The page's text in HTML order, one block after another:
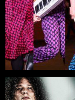
Titanium
29.08.2026, 19:00
Freilichtbühne an